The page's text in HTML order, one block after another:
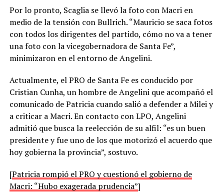
Por lo pronto, Scaglia se llevó la foto con Macri en
medio de la tensión con Bullrich. “Mauricio se saca fotos
con todos los dirigentes del partido, cómo no va a tener
una foto con la vicegobernadora de Santa Fe”,
minimizaron en el entorno de Angelini.
Actualmente, el PRO de Santa Fe es conducido por
Cristian Cunha, un hombre de Angelini que acompañó el
comunicado de Patricia cuando salió a defender a Milei y
a criticar a Macri. En contacto con LPO, Angelini
admitió que busca la reelección de su alfil: “es un buen
presidente y fue uno de los que motorizó el acuerdo que
hoy gobierna la provincia”, sostuvo.
[Patricia rompió el PRO y cuestionó el gobierno de
Macri: “Hubo exagerada prudencia”]